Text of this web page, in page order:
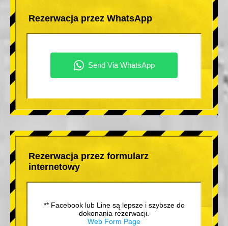
Rezerwacja przez WhatsApp
Rezerwacja przez formularz
internetowy
** Facebook lub Line są lepsze i szybsze do
dokonania rezerwacji.
Web Form Page